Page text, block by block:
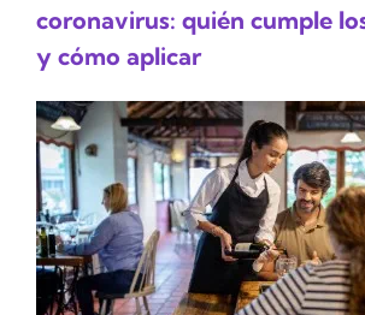
coronavirus: quién cumple
y cómo aplicar